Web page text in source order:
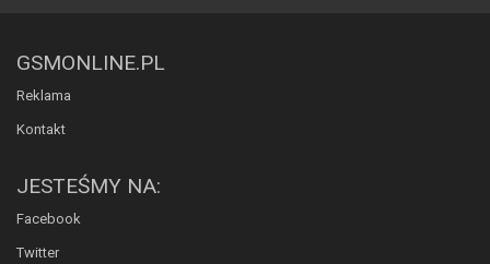
GSMONLINE.PL
Reklama
Kontakt
JESTEŚMY NA:
Facebook
Twitter